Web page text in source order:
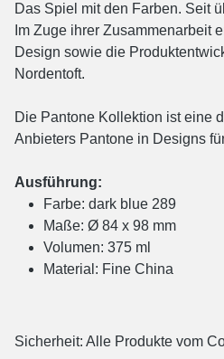
Das Spiel mit den Farben. Seit
Im Zuge ihrer Zusammenarbeit
Design sowie die
Nordentoft.
Die Pantone Kollektion ist eine
Anbieters Pantone in Designs
Ausführung:
Farbe: dark blue 289
Maße: Ø 84 x 98 mm
Volumen: 375 ml
Material: Fine China
Sicherheit: Alle Produkte vom